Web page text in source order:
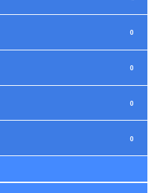
0
0
0
0